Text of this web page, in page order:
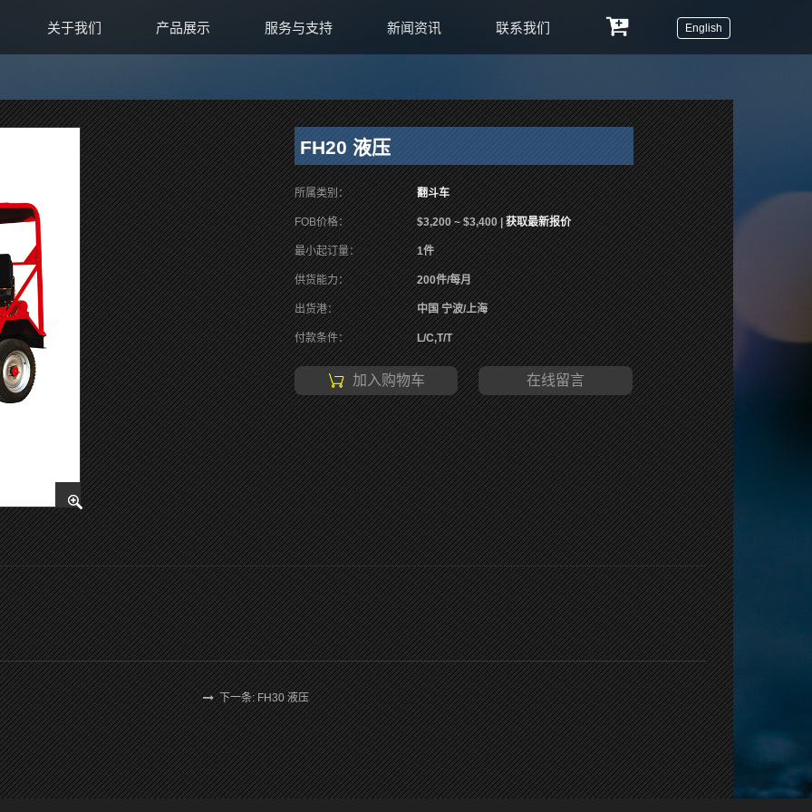
关于我们 产品展示 服务与支持 新闻资讯 联系我们 English
FH20 液压
所属类别： 翻斗车
FOB价格： $3,200 ~ $3,400 |获取最新报价
最小起订量： 1件
供货能力： 200件/每月
出货港： 中国 宁波/上海
付款条件： L/C,T/T
加入购物车 在线留言
下一条: FH30 液压